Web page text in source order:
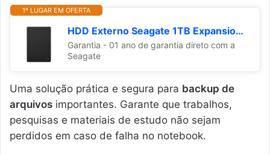
1º LUGAR EM OFERTA
HDD Externo Seagate 1TB Expansion USB 3.0 Portatil 2,5"
Garantia - 01 ano de garantia direto com a
Seagate
Uma solução prática e segura para backup de
arquivos importantes. Garante que trabalhos,
pesquisas e materiais de estudo não sejam
perdidos em caso de falha no notebook.